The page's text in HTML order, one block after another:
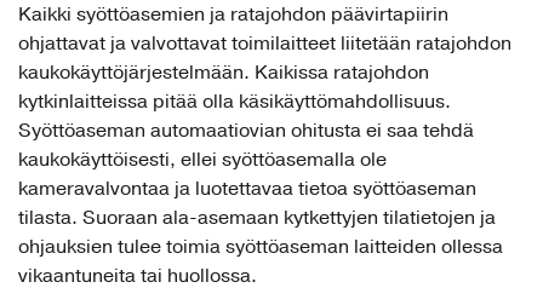
Kaikki syöttöasemien ja ratajohdon päävirtapiirin
ohjattavat ja valvottavat toimilaitteet liitetään ratajohdon
kaukokäyttöjärjestelmään. Kaikissa ratajohdon
kytkinlaitteissa pitää olla käsikäyttömahdollisuus.
Syöttöaseman automaatiovian ohitusta ei saa tehdä
kaukokäyttöisesti, ellei syöttöasemalla ole
kameravalvontaa ja luotettavaa tietoa syöttöaseman
tilasta. Suoraan ala-asemaan kytkettyjen tilatietojen ja
ohjauksien tulee toimia syöttöaseman laitteiden ollessa
vikaantuneita tai huollossa.